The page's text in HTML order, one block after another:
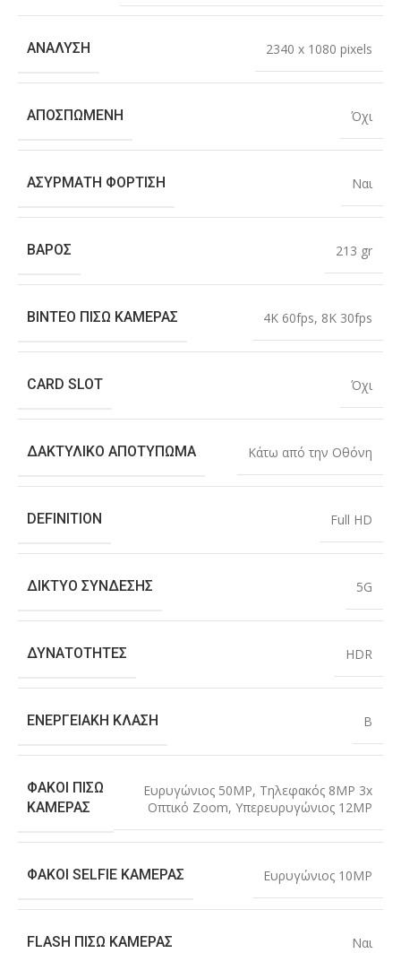
ΑΝΆΛΥΣΗ 2340 x 1080 pixels
ΑΠΟΣΠΏΜΕΝΗ Όχι
ΑΣΎΡΜΑΤΗ ΦΌΡΤΙΣΗ Ναι
ΒΆΡΟΣ 213 gr
ΒΊΝΤΕΟ ΠΊΣΩ ΚΆΜΕΡΑΣ 4K 60fps, 8K 30fps
CARD SLOT Όχι
ΔΑΚΤΥΛΙΚΌ ΑΠΟΤΎΠΩΜΑ Κάτω από την Οθόνη
DEFINITION Full HD
ΔΊΚΤΥΟ ΣΎΝΔΕΣΗΣ 5G
ΔΥΝΑΤΌΤΗΤΕΣ HDR
ΕΝΕΡΓΕΙΑΚΉ ΚΛΆΣΗ B
ΦΑΚΟΊ ΠΊΣΩ
ΚΆΜΕΡΑΣ
Ευρυγώνιος 50MP, Τηλεφακός 8MP 3x
Οπτικό Zoom, Υπερευρυγώνιος 12MP
ΦΑΚΟΊ SELFIE ΚΆΜΕΡΑΣ Ευρυγώνιος 10MP
FLASH ΠΊΣΩ ΚΆΜΕΡΑΣ Ναι